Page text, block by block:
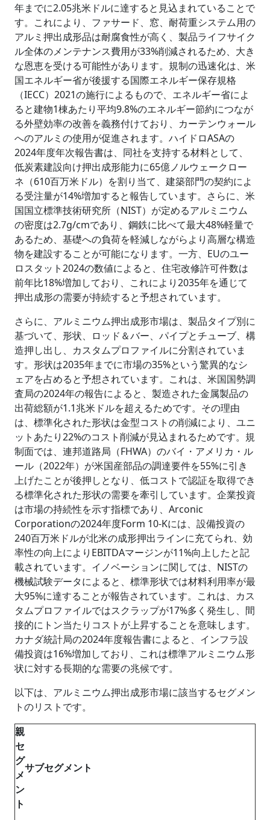
年までに2.05兆米ドルに達すると見込まれていることで
す。これにより、ファサード、窓、耐荷重システム用の
アルミ押出成形品は耐腐食性が高く、製品ライフサイク
ル全体のメンテナンス費用が33%削減されるため、大き
な恩恵を受ける可能性があります。規制の迅速化は、米
国エネルギー省が後援する国際エネルギー保存規格
（IECC）2021の施行によるもので、エネルギー省によ
ると建物1棟あたり平均9.8%のエネルギー節約につなが
る外壁効率の改善を義務付けており、カーテンウォール
へのアルミの使用が促進されます。ハイドロASAの
2024年度年次報告書は、同社を支持する材料として、
低炭素建設向け押出成形能力に65億ノルウェークロー
ネ（610百万米ドル）を割り当て、建築部門の契約によ
る受注量が14%増加すると報告しています。さらに、米
国国立標準技術研究所（NIST）が定めるアルミニウム
の密度は2.7g/cmであり、鋼鉄に比べて最大48%軽量で
あるため、基礎への負荷を軽減しながらより高層な構造
物を建設することが可能になります。一方、EUのユー
ロスタット2024の数値によると、住宅改修許可件数は
前年比18%増加しており、これにより2035年を通じて
押出成形の需要が持続すると予想されています。
さらに、アルミニウム押出成形市場は、製品タイプ別に
基づいて、形状、ロッド＆バー、パイプとチューブ、構
造押し出し、カスタムプロファイルに分割されていま
す。形状は2035年までに市場の35%という驚異的なシ
ェアを占めると予想されています。これは、米国国勢調
査局の2024年の報告によると、製造された金属製品の
出荷総額が1.1兆米ドルを超えるためです。その理由
は、標準化された形状は金型コストの削減により、ユニ
ットあたり22%のコスト削減が見込まれるためです。規
制面では、連邦道路局（FHWA）のバイ・アメリカ・ル
ール（2022年）が米国産部品の調達要件を55%に引き
上げたことが後押しとなり、低コストで認証を取得でき
る標準化された形状の需要を牽引しています。企業投資
は市場の持続性を示す指標であり、Arconic
Corporationの2024年度Form 10-Kには、設備投資の
240百万米ドルが北米の成形押出ラインに充てられ、効
率性の向上によりEBITDAマージンが11%向上したと記
載されています。イノベーションに関しては、NISTの
機械試験データによると、標準形状では材料利用率が最
大95%に達することが報告されています。これは、カス
タムプロファイルではスクラップが17%多く発生し、間
接的にトン当たりコストが上昇することを意味します。
カナダ統計局の2024年度報告書によると、インフラ設
備投資は16%増加しており、これは標準アルミニウム形
状に対する長期的な需要の兆候です。
以下は、アルミニウム押出成形市場に該当するセグメン
トのリストです。
親
セ
グ
メ
ン
ト
サブセグメント